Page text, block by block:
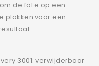
de folie op een
plakken voor een
3001: verwijderbaar